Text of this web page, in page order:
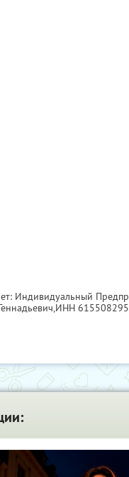
Индивидуальный
ИНН